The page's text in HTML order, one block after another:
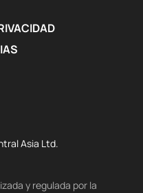
Asia Ltd.
y regulada por la